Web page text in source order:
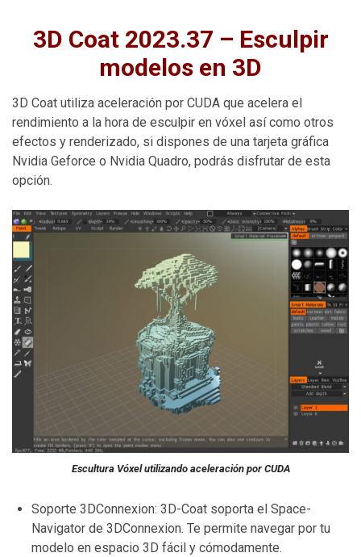
3D Coat 2023.37 – Esculpir
modelos en 3D
3D Coat utiliza aceleración por CUDA que acelera el
rendimiento a la hora de esculpir en vóxel así como otros
efectos y renderizado, si dispones de una tarjeta gráfica
Nvidia Geforce o Nvidia Quadro, podrás disfrutar de esta
opción.
Escultura Vóxel utilizando aceleración por CUDA
Soporte 3DConnexion: 3D-Coat soporta el Space-
Navigator de 3DConnexion. Te permite navegar por tu
modelo en espacio 3D fácil y cómodamente.